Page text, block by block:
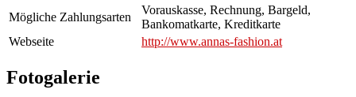
Mögliche Zahlungsarten
Vorauskasse, Rechnung, Bargeld,
Bankomatkarte, Kreditkarte
Webseite
http://www.annas-fashion.at
Fotogalerie